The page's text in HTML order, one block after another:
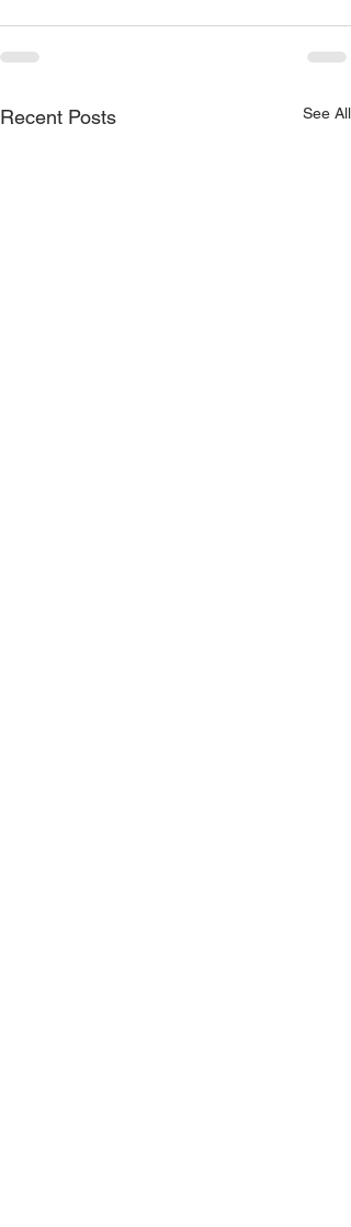
Recent Posts See All